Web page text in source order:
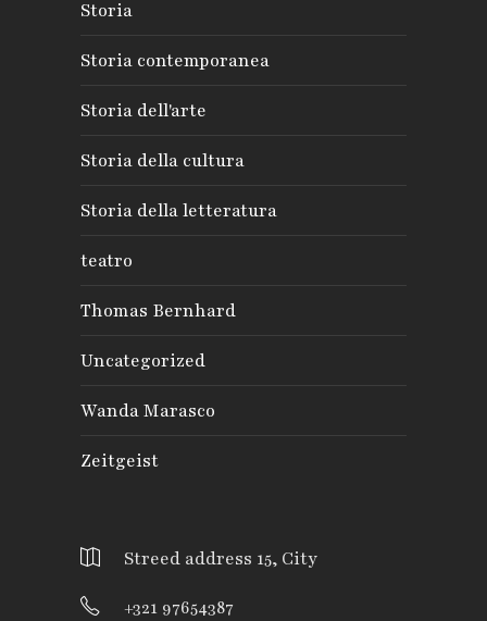
Storia
Storia contemporanea
Storia dell'arte
Storia della cultura
Storia della letteratura
teatro
Thomas Bernhard
Uncategorized
Wanda Marasco
Zeitgeist
Streed address 15, City
+321 97654387